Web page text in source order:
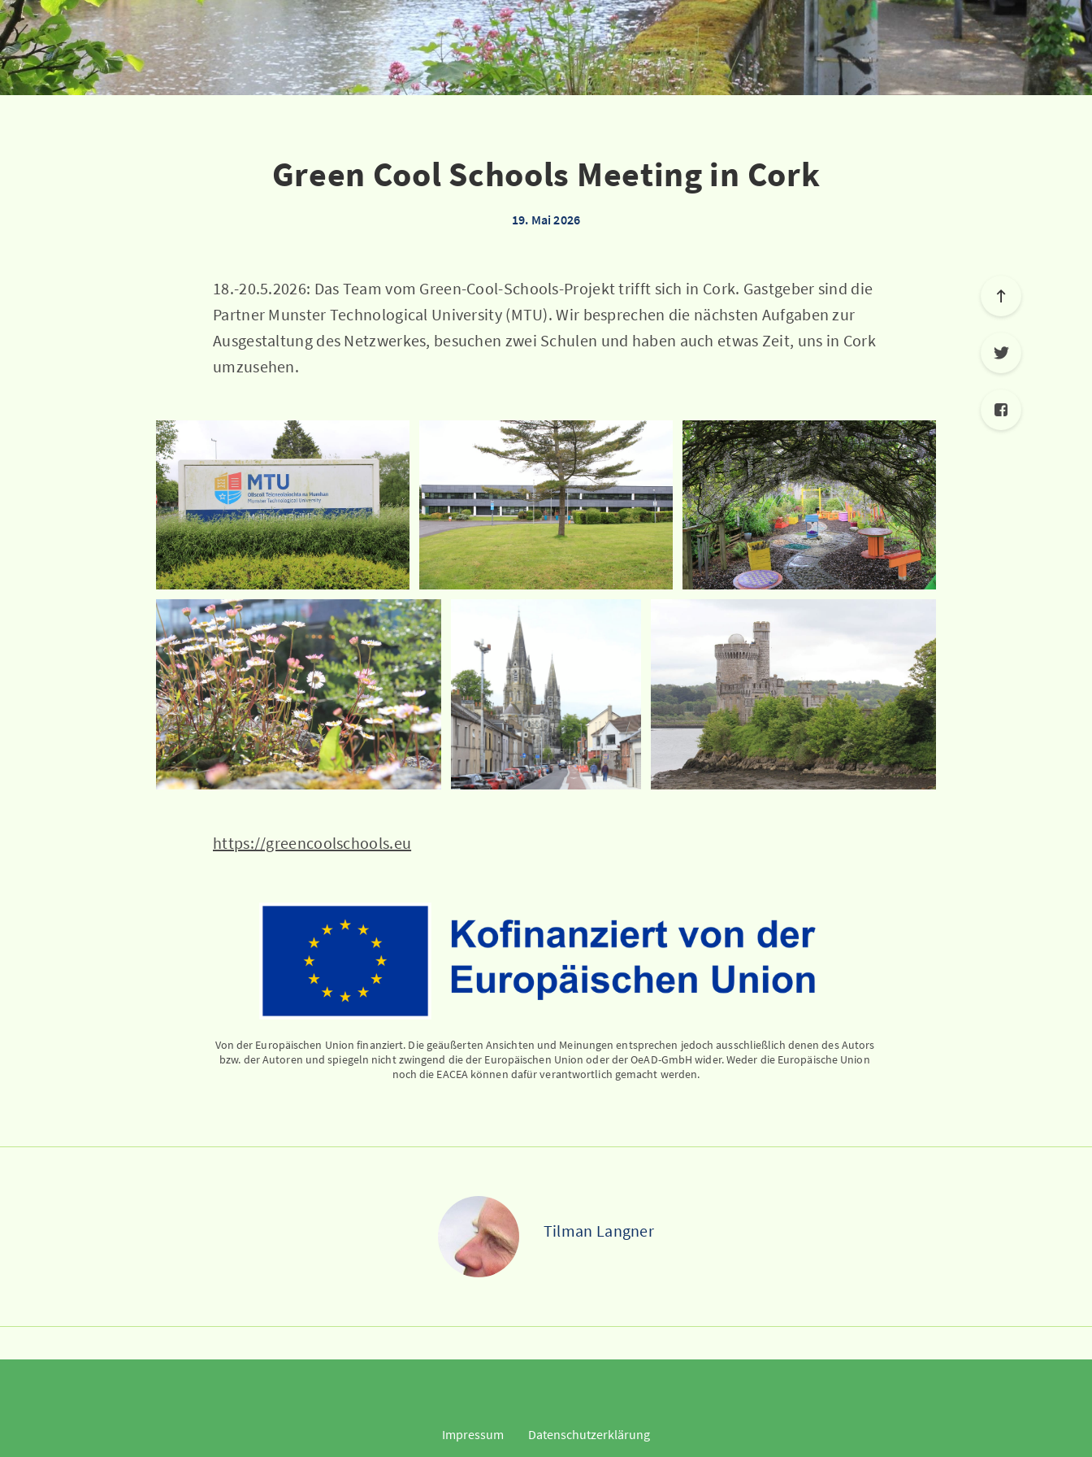
Green Cool Schools Meeting in Cork
19. Mai 2026
18.-20.5.2026: Das Team vom Green-Cool-Schools-Projekt trifft sich in Cork. Gastgeber sind die
Partner Munster Technological University (MTU). Wir besprechen die nächsten Aufgaben zur
Ausgestaltung des Netzwerkes, besuchen zwei Schulen und haben auch etwas Zeit, uns in Cork
umzusehen.
https://greencoolschools.eu
Von der Europäischen Union finanziert. Die geäußerten Ansichten und Meinungen entsprechen jedoch ausschließlich denen des Autors
bzw. der Autoren und spiegeln nicht zwingend die der Europäischen Union oder der OeAD-GmbH wider. Weder die Europäische Union
noch die EACEA können dafür verantwortlich gemacht werden.
Tilman Langner
Impressum Datenschutzerklärung